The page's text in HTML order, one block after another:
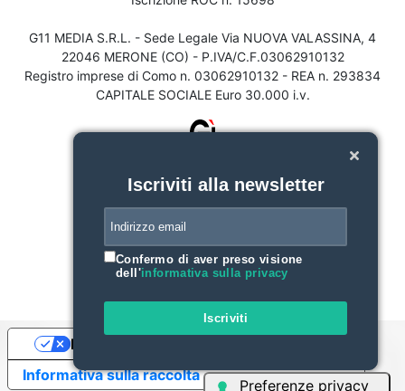
G11 MEDIA S.R.L. - Sede Legale Via NUOVA VALASSINA, 4
22046 MERONE (CO) - P.IVA/C.F.03062910132
Registro imprese di Como n. 03062910132 - REA n. 293834
CAPITALE SOCIALE Euro 30.000 i.v.
Iscriviti alla newsletter
Confermo di aver preso visione
dell'informativa sulla privacy
Iscriviti
Informativa sulla raccolta
Le tue preferenze relative alla privacy